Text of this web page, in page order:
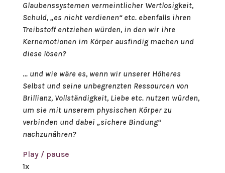
Glaubenssystemen vermeintlicher Wertlosigkeit,
Schuld, „es nicht verdienen“ etc. ebenfalls ihren
Treibstoff entziehen würden, in den wir ihre
Kernemotionen im Körper ausfindig machen und
diese lösen?
... und wie wäre es, wenn wir unserer Höheres
Selbst und seine unbegrenzten Ressourcen von
Brillianz, Vollständigkeit, Liebe etc. nutzen würden,
um sie mit unserem physischen Körper zu
verbinden und dabei „sichere Bindung“
nachzunähren?
Play / pause
1x